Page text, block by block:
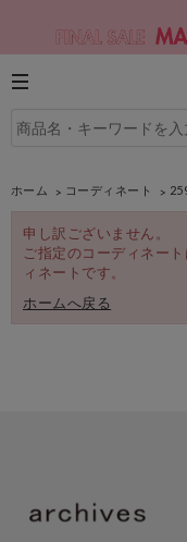
ホーム コーディネート
申し訳ございません。
ご指定のコーディネー
ィネートです。
ホームへ戻る